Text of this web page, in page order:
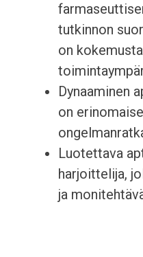
tutkinnon
on
Dynaaminen
on
Luotettava
harjoittelija,
ja